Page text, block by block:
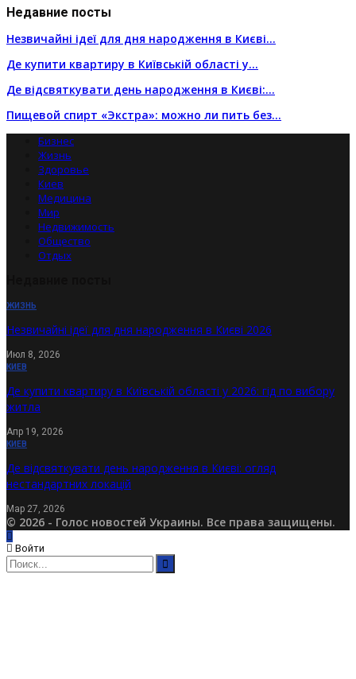
Недавние посты
Незвичайні ідеї для дня народження в Києві…
Де купити квартиру в Київській області у…
Де відсвяткувати день народження в Києві:…
Пищевой спирт «Экстра»: можно ли пить без…
Бизнес
Жизнь
Здоровье
Киев
Медицина
Мир
Недвижимость
Общество
Отдых
ЖИЗНЬ
Незвичайні ідеї для дня народження в Києві 2026
Июл 8, 2026
КИЕВ
Де купити квартиру в Київській області у 2026: гід по вибору
житла
Апр 19, 2026
КИЕВ
Де відсвяткувати день народження в Києві: огляд
нестандартних локацій
Мар 27, 2026
© 2026 - Голос новостей Украины. Все права защищены.
Войти